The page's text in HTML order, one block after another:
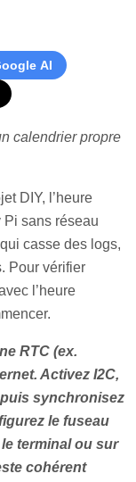
AI
calendrier propre
DIY, l’heure
Pi sans réseau
casse des logs,
Pour vérifier
l’heure
RTC (ex.
Activez I2C,
synchronisez
le fuseau
terminal ou sur
cohérent